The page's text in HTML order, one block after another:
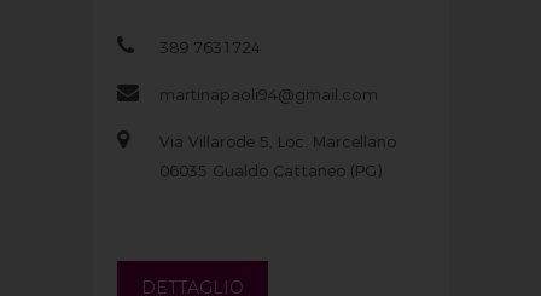
389 7631724
martinapaoli94@gmail.com
Via Villarode 5, Loc. Marcellano
06035 Gualdo Cattaneo (PG)
DETTAGLIO